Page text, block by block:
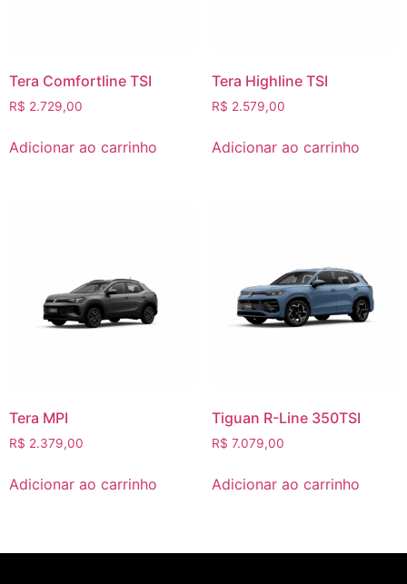
Tera Comfortline TSI
R$ 2.729,00
Adicionar ao carrinho
Tera Highline TSI
R$ 2.579,00
Adicionar ao carrinho
Tera MPI
R$ 2.379,00
Adicionar ao carrinho
Tiguan R-Line 350TSI
R$ 7.079,00
Adicionar ao carrinho